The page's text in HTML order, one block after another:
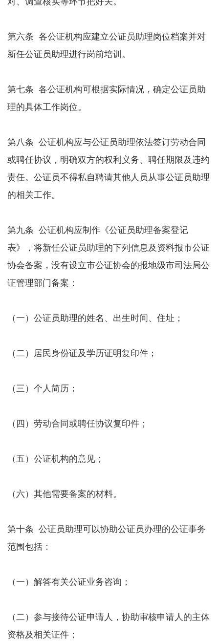
第六条 各公证机构应建立公证员助理岗位档案并对
新任公证员助理进行岗前培训。
第七条 各公证机构可根据实际情况，确定公证员助
理的具体工作岗位。
第八条 公证机构应与公证员助理依法签订劳动合同
或聘任协议，明确双方的权利义务、聘任期限及违约
责任。公证员不得私自聘请其他人员从事公证员助理
的相关工作。
第九条 公证机构应制作《公证员助理备案登记
表》，将新任公证员助理的下列信息及资料报市公证
协会备案，没有设立市公证协会的报地级市司法局公
证管理部门备案：
（一）公证员助理的姓名、出生时间、住址；
（二）居民身份证及学历证明复印件；
（三）个人简历；
（四）劳动合同或聘任协议复印件；
（五）公证机构的意见；
（六）其他需要备案的材料。
第十条 公证员助理可以协助公证员办理的公证事务
范围包括：
（一）解答有关公证业务咨询；
（二）参与接待公证申请人，协助审核申请人的主体
资格及相关证件；